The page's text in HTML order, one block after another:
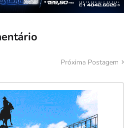
Próxima Postagem